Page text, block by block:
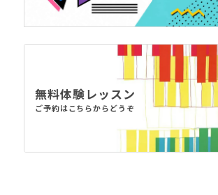
無料体験レッスン
ご予約はこちらからどうぞ